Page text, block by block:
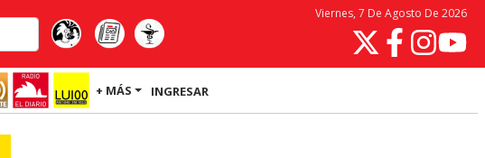
Viernes, 7 De Agosto De 2026
+ MÁS INGRESAR